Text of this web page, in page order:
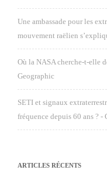
Une ambassade pour les
mouvement raëlien
Où la NASA cherche-t-elle
Geographic
SETI et signaux
fréquence depuis 60 ans ? -
ARTICLES RÉCENTS